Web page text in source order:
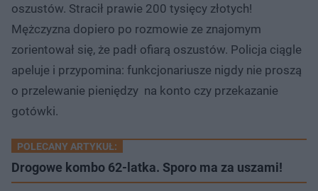
oszustów. Stracił prawie 200 tysięcy złotych!
Mężczyzna dopiero po rozmowie ze znajomym
zorientował się, że padł ofiarą oszustów. Policja ciągle
apeluje i przypomina: funkcjonariusze nigdy nie proszą
o przelewanie pieniędzy na konto czy przekazanie
gotówki.
POLECANY ARTYKUŁ:
Drogowe kombo 62-latka. Sporo ma za uszami!